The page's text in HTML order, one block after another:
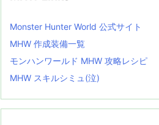
Monster Hunter World 公式サイト
MHW 作成装備一覧
モンハンワールド MHW 攻略レシピ
MHW スキルシミュ(泣)